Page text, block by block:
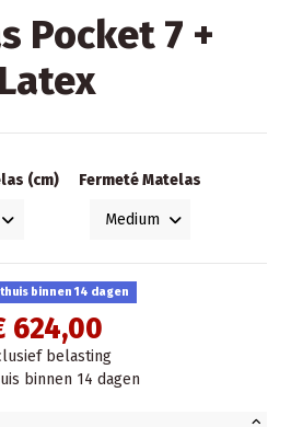
Pocket 7 +
Latex
(cm) Fermeté Matelas
thuis binnen 14 dagen
624,00
belasting
binnen 14 dagen